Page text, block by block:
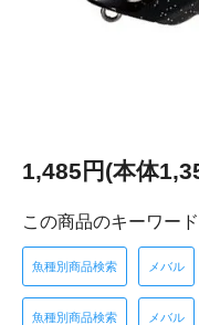
1,485円(本体
この商品のキーワード
魚種別商品検索 メバル
魚種別商品検索 メバル